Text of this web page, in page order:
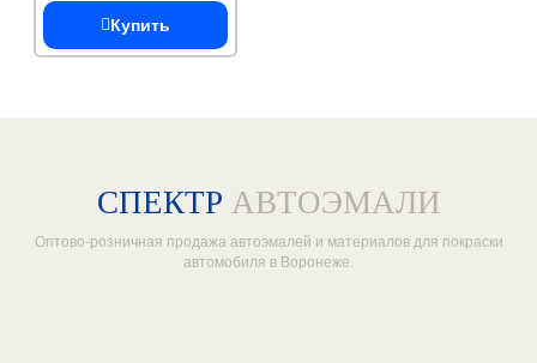
Купить
СПЕКТР АВТОЭМАЛИ
Оптово-розничная продажа автоэмалей и материалов для покраски
автомобиля в Воронеже.